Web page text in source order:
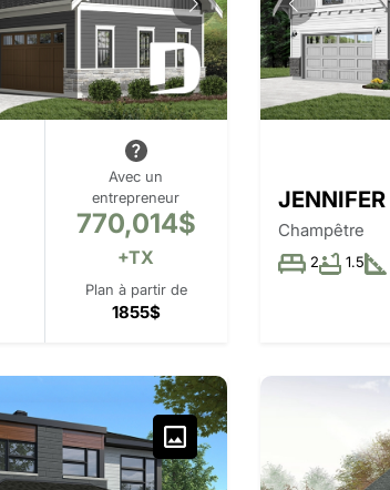
Avec un
entrepreneur
770,014$
+TX
Plan à partir de
1855$
JENNIFER
Champêtre
2 1.5